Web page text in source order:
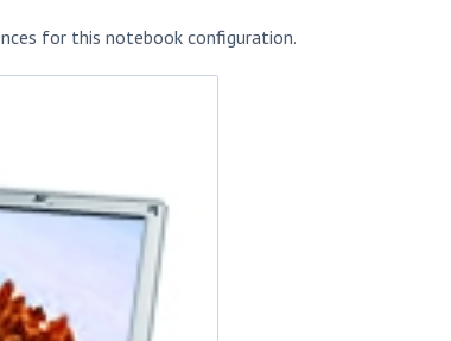
for this notebook configuration.